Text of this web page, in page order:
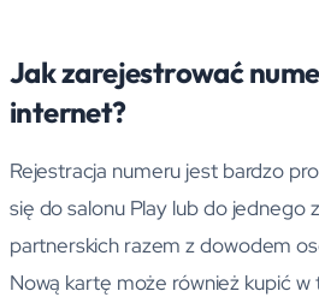
Jak zarejestrować
internet?
Rejestracja numeru jest bardzo
się do salonu Play lub do jednego
partnerskich razem z dowodem
Nową kartę może również kupić w